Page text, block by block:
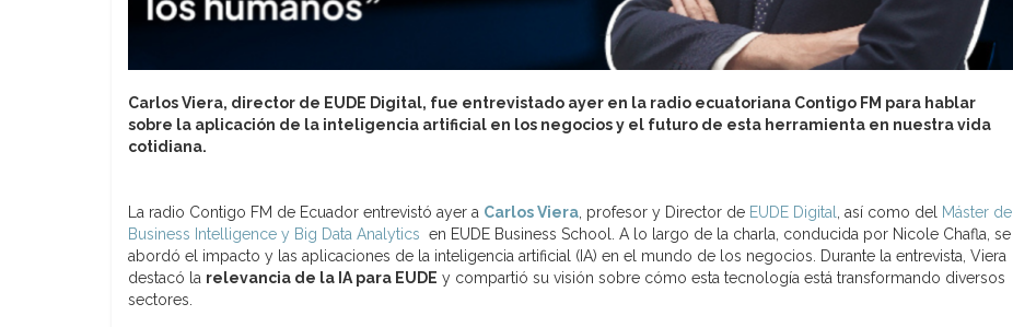
Carlos Viera, director de EUDE Digital, fue entrevistado ayer en la radio ecuatoriana Contigo FM para hablar
sobre la aplicación de la inteligencia artificial en los negocios y el futuro de esta herramienta en nuestra vida
cotidiana.
La radio Contigo FM de Ecuador entrevistó ayer a Carlos Viera , profesor y Director de EUDE Digital , así como del
Máster de
Business Intelligence y Big Data Analytics en EUDE Business School. A lo largo de la charla, conducida por Nicole Chafla, se
abordó el impacto y las aplicaciones de la inteligencia artificial (IA) en el mundo de los negocios. Durante la entrevista, Viera
destacó la relevancia de la IA para EUDE y compartió su visión sobre cómo esta tecnología está transformando diversos
sectores.